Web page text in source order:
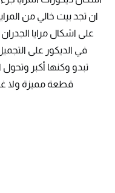
ان تجد بيت خالي من
على اشكال مرايا
في الديكور على
تبدو وكنها أكبر وتحول
قطعة مميزة ولا